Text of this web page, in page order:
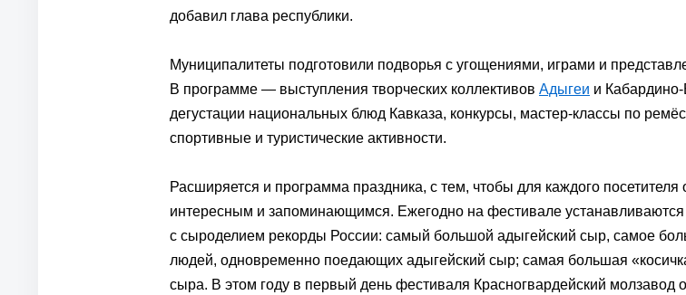
добавил глава республики.
Муниципалитеты подготовили подворья с угощениями, играми и
В программе — выступления творческих коллективов Адыгеи и
дегустации национальных блюд Кавказа, конкурсы, мастер-классы по
спортивные и туристические активности.
Расширяется и программа праздника, с тем, чтобы для каждого посетителя
интересным и запоминающимся. Ежегодно на фестивале
с сыроделием рекорды России: самый большой адыгейский сыр, самое
людей, одновременно поедающих адыгейский сыр; самая большая
сыра. В этом году в первый день фестиваля Красногвардейский молзавод